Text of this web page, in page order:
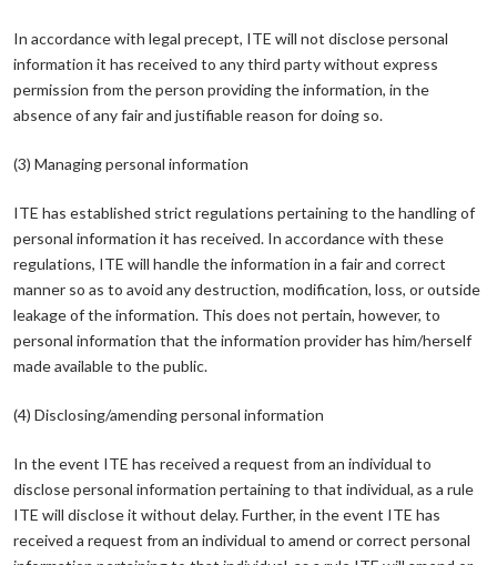
In accordance with legal precept, ITE will not disclose personal
information it has received to any third party without express
permission from the person providing the information, in the
absence of any fair and justifiable reason for doing so.
(3) Managing personal information
ITE has established strict regulations pertaining to the handling of
personal information it has received. In accordance with these
regulations, ITE will handle the information in a fair and correct
manner so as to avoid any destruction, modification, loss, or outside
leakage of the information. This does not pertain, however, to
personal information that the information provider has him/herself
made available to the public.
(4) Disclosing/amending personal information
In the event ITE has received a request from an individual to
disclose personal information pertaining to that individual, as a rule
ITE will disclose it without delay. Further, in the event ITE has
received a request from an individual to amend or correct personal